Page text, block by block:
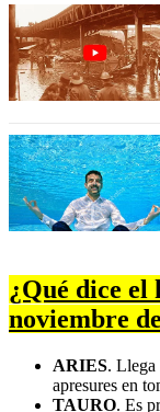
¿Qué dice el
noviembre
ARIES. Llega
apresures en
TAURO. Es